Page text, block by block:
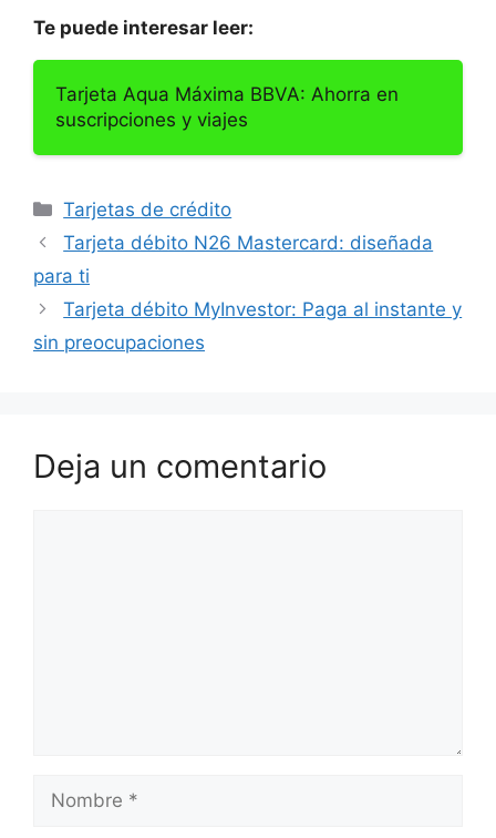
Te puede interesar leer:
Tarjeta Aqua Máxima BBVA: Ahorra en
suscripciones y viajes
Categorías
Tarjetas de crédito
Tarjeta débito N26 Mastercard: diseñada
para ti
Tarjeta débito MyInvestor: Paga al instante y
sin preocupaciones
Deja un comentario
Nombre